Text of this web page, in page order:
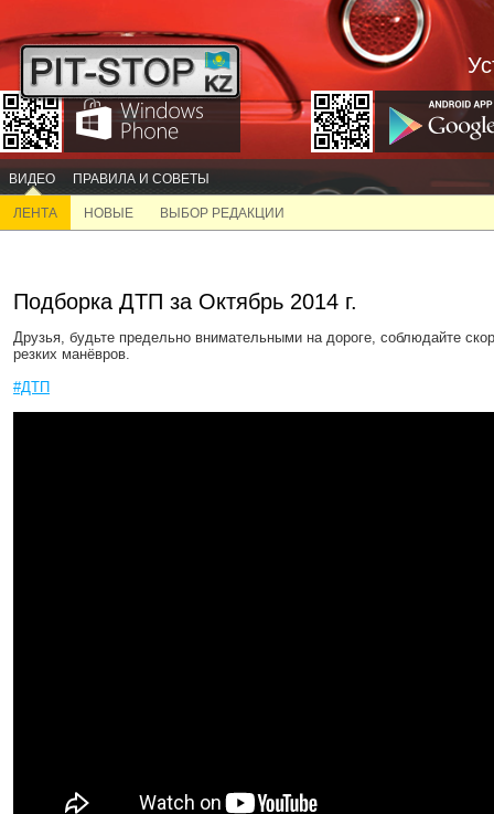
ВИДЕО ПРАВИЛА И СОВЕТЫ
ЛЕНТА НОВЫЕ ВЫБОР РЕДАКЦИИ
Подборка ДТП за Октябрь 2014 г.
Друзья, будьте предельно внимательными на дороге, соблюдайте
резких манёвров.
#ДТП